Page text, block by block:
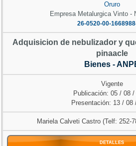
Oruro
Empresa Metalurgica Vinto -
26-0520-00-
Adquisicion de nebulizador y
pinaacle
Bienes -
Vigente
Publicación: 05 / 08 /
Presentación: 13 / 08
Mariela Calveti Castro (Telf: 252-
DETALLES